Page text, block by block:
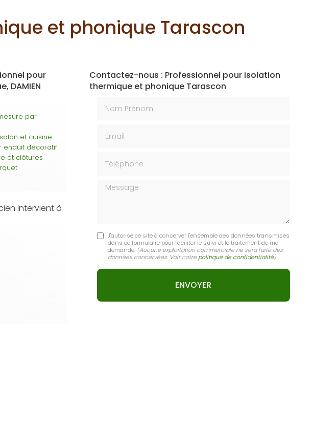
et phonique Tarascon
pour
DAMIEN
par
et cuisine
enduit décoratif
et clôtures
intervient à
Contactez-nous : Professionnel pour isolation
thermique et phonique Tarascon
Message
J'autorise ce site à conserver l'ensemble des données transmises
dans ce formulaire pour faciliter le suivi et le traitement de ma
demande. (Aucune exploitation commerciale ne sera faite des
données concervées. Voir notrepolitique de confidentialité)